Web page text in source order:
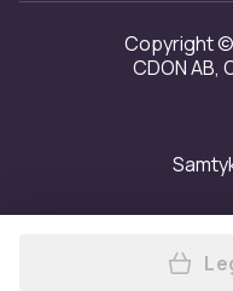
Investor relations
Tilgjengelighet
Copyright ©
CDON AB,